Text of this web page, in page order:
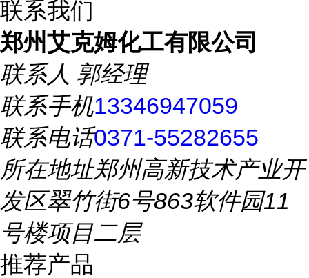
联系我们
郑州艾克姆化工有限公司
联系人 郭经理
联系手机13346947059
联系电话0371-55282655
所在地址郑州高新技术产业开
发区翠竹街6号863软件园11
号楼项目二层
推荐产品